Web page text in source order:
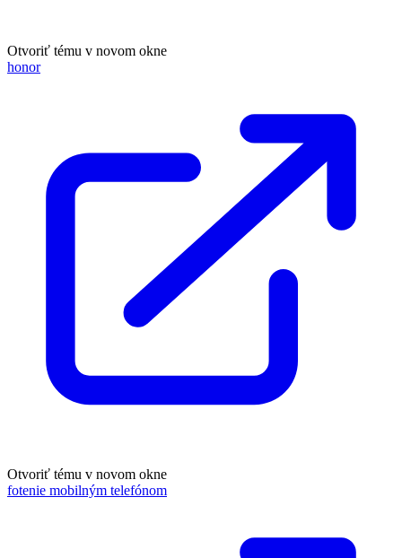
Otvoriť tému v novom okne
honor
Otvoriť tému v novom okne
fotenie mobilným telefónom